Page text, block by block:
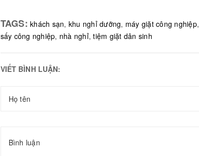
TAGS: khách sạn, khu nghỉ dưỡng, máy giặt công nghiệp,
sấy công nghiệp, nhà nghỉ,tiệm giặt dân sinh
VIẾT BÌNH LUẬN: